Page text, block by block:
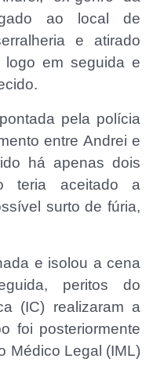
ao local de
e atirado
logo em seguida e
pela polícia
entre Andrei e
há apenas dois
teria aceitado a
surto de fúria,
e isolou a cena
peritos do
(IC) realizaram a
foi posteriormente
Médico Legal (IML)